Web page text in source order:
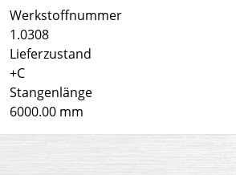
Werkstoffnummer
1.0308
Lieferzustand
+C
Stangenlänge
6000.00 mm